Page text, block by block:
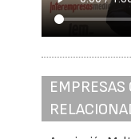
EMPRESAS